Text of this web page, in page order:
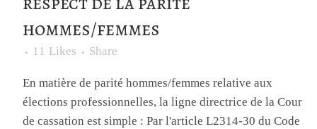
hommes/femmes
11 Likes Share
En matière de parité hommes/femmes relative aux
élections professionnelles, la ligne directrice de la Cour
de cassation est simple : Par l'article L2314-30 du Code